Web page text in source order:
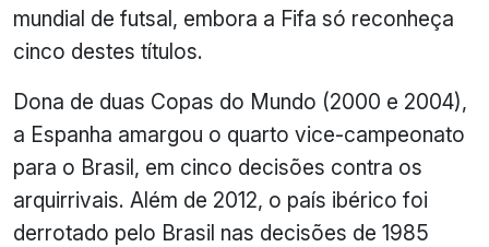
mundial de futsal, embora a Fifa só reconheça
cinco destes títulos.
Dona de duas Copas do Mundo (2000 e 2004),
a Espanha amargou o quarto vice-campeonato
para o Brasil, em cinco decisões contra os
arquirrivais. Além de 2012, o país ibérico foi
derrotado pelo Brasil nas decisões de 1985